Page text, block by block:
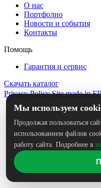
О нас
Портфолио
Новости и события
Контакты
Помощь
Гарантия и сервис
Скачать каталог
Privacy PolicySite made in
Мы используем
Продолжая пользоваться
использованием файлов
работу сайта. Подробнее в